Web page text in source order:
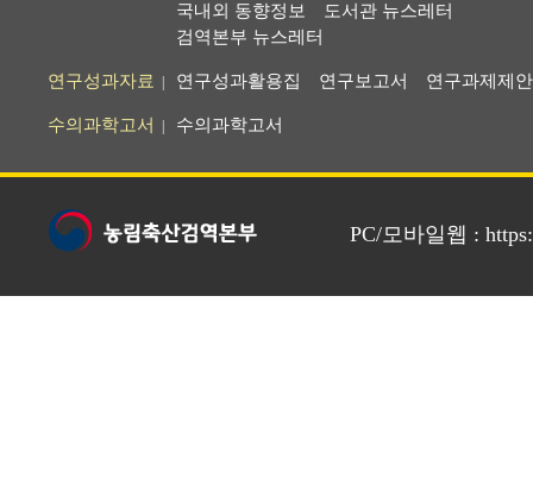
국내외 동향정보
도서관 뉴스레터
검역본부 뉴스레터
연구성과자료 연구성과활용집 연구보고서 연구과제제
수의과학고서 수의과학고서
PC/모바일웹 :